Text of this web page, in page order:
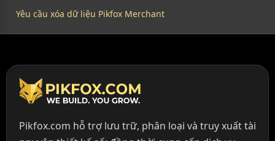
Yêu cầu xóa dữ liệu Pikfox Merchant
Pikfox.com hỗ trợ lưu trữ, phân loại và truy xuất tài